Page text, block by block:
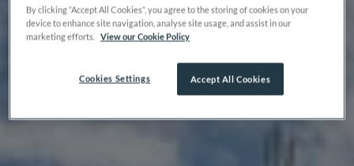
By clicking “Accept All Cookies”, you agree to the storing of cookies on your
device to enhance site navigation, analyse site usage, and assist in our
marketing efforts. View our Cookie Policy
Accept All Cookies
Cookies Settings